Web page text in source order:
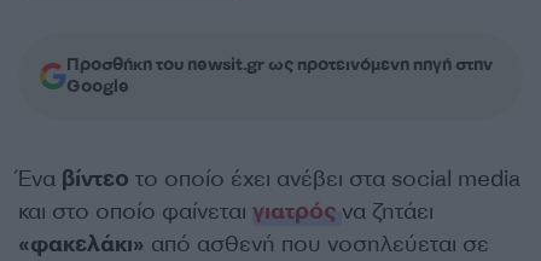
Προσθήκη του newsit.gr ως προτεινόμενη πηγή στην
Google
Ένα βίντεο το οποίο έχει ανέβει στα social media
και στο οποίο φαίνεται γιατρός να ζητάει
«φακελάκι» από ασθενή που νοσηλεύεται σε